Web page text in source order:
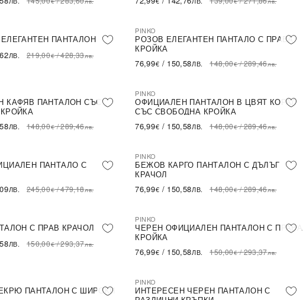
ПОСЛЕДНА БРОЙКАПАНТАЛОН
ЛВ. 219,00€/428,33лв.
NEW IN ПОСЛЕДНА БРОЙКА
PINKO
РОЗОВ ЕЛЕГАНТЕН ПАНТАЛО С ПРАВА
КРОЙКА
76,99€ / 150,58ЛВ. 148,00€/289,46лв.
КАФЯВ ПАНТАЛОН СЪС
ЛВ. 148,00€/289,46лв.
NEW IN ПОСЛЕДНА БРОЙКА
PINKO
ОФИЦИАЛЕН ПАНТАЛОН В ЦВЯТ КОРАЛ
СЪС СВОБОДНА КРОЙКА
76,99€ / 150,58ЛВ. 148,00€/289,46лв.
ПОСЛЕДНА БРОЙКА
ПАНТАЛО С
ЛВ. 245,00€/479,18лв.
NEW IN
PINKO
БЕЖОВ КАРГО ПАНТАЛОН С ДЪЛЪГ
КРАЧОЛ
76,99€ / 150,58ЛВ. 148,00€/289,46лв.
ПОСЛЕДНА БРОЙКА
С ПРАВ КРАЧОЛ
ЛВ. 150,00€/293,37лв.
NEW IN ПОСЛЕДНА БРОЙКА
PINKO
ЧЕРЕН ОФИЦИАЛЕН ПАНТАЛОН С ПРАВА
КРОЙКА
76,99€ / 150,58ЛВ. 150,00€/293,37лв.
БРОЙКА
ПАНТАЛОН С ШИРОКИ
NEW IN
PINKO
ИНТЕРЕСЕН ЧЕРЕН ПАНТАЛОН С